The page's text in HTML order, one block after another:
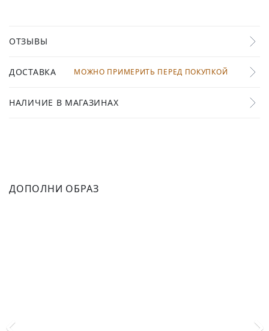
ОТЗЫВЫ
ДОСТАВКА МОЖНО ПРИМЕРИТЬ ПЕРЕД ПОКУПКОЙ
НАЛИЧИЕ В МАГАЗИНАХ
ДОПОЛНИ ОБРАЗ